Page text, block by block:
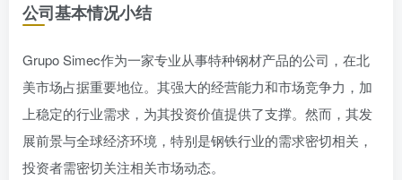
公司基本情况小结
Grupo Simec作为一家专业从事特种钢材产品的公司，在北
美市场占据重要地位。其强大的经营能力和市场竞争力，加
上稳定的行业需求，为其投资价值提供了支撑。然而，其发
展前景与全球经济环境，特别是钢铁行业的需求密切相关，
投资者需密切关注相关市场动态。